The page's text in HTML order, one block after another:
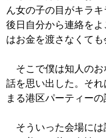
ん女の子の目がキラキ
後日自分から連絡を
はお金を渡さなくても
そこで僕は知人のお
話を思い出した。そ
まる港区パーティーの
そういった会場には